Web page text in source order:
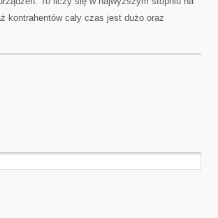
kontrahentów cały czas jest dużo oraz